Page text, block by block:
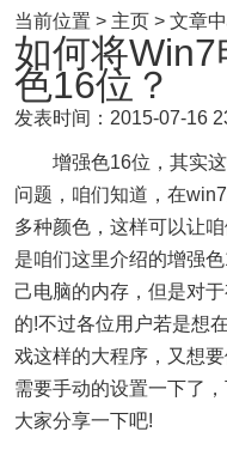
当前位置 > 主页 > 文章
如何将
色16位？
发表时间：2015-07-16
增强色16位，其实这
问题，咱们知道，在
多种颜色，这样可以让
是咱们这里介绍的增强
己电脑的内存，但是对
的!不过各位用户若是想
戏这样的大程序，又想
需要手动的设置一下了
大家分享一下吧!